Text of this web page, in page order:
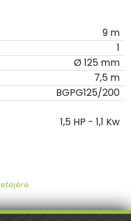
9 m
1
Ø 125 mm
7,5 m
BGPG125/200
1,5 HP - 1,1 Kw